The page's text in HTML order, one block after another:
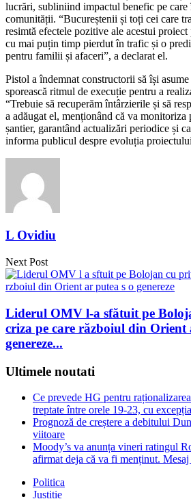
lucrări, subliniind impactul benefic pe care
comunității. “Bucureștenii și toți cei care
resimtă efectele pozitive ale acestui
cu mai puțin timp pierdut în trafic și o
pentru familii și afaceri”, a declarat el.
Pistol a îndemnat constructorii să își asume
sporească ritmul de execuție pentru a
“Trebuie să recuperăm întârzierile și să
a adăugat el, menționând că va monitoriza
șantier, garantând actualizări periodice și
informa publicul despre evoluția
L Ovidiu
Next Post
Liderul OMV l-a sfătuit pe
criza pe care războiul din Orient
genereze...
Ultimele noutati
Ce prevede HG pentru
treptate între orele 19-23, cu
Prognoză de creștere a debitului
viitoare
Moody’s va anunța vineri ratingul
afirmat deja că va fi menținut.
Politica
Justitie